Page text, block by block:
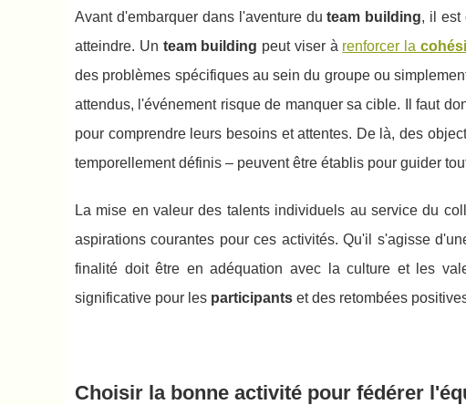
Avant d'embarquer dans l'aventure duteam building, il est
atteindre. Un team building peut viser à renforcer la
des problèmes spécifiques au sein du groupe ou
attendus, l'événement risque de manquer sa cible. Il faut
pour comprendre leurs besoins et attentes. De là, des
temporellement définis – peuvent être établis pour guider
La mise en valeur des talents individuels au service du
aspirations courantes pour ces activités. Qu'il s'agisse
finalité doit être en adéquation avec la culture et les
significative pour les participants et des retombées
Choisir la bonne activité pour fédérer